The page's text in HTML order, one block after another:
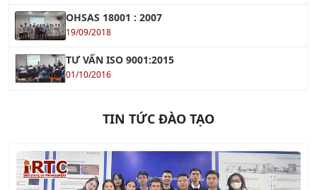
TƯ VẤN ISO 9001:2015